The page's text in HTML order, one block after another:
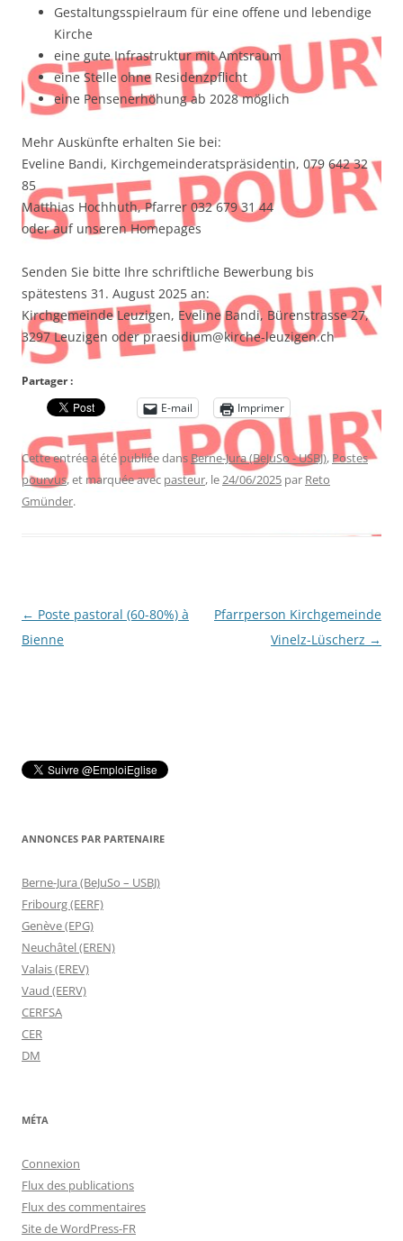
Gestaltungsspielraum für eine offene und lebendige
Kirche
eine gute Infrastruktur mit Amtsraum
eine Stelle ohne Residenzpflicht
eine Pensenerhöhung ab 2028 möglich
Mehr Auskünfte erhalten Sie bei:
Eveline Bandi, Kirchgemeinderatspräsidentin, 079 642 32
85
Matthias Hochhuth, Pfarrer 032 679 31 44
oder auf unseren Homepages
Senden Sie bitte Ihre schriftliche Bewerbung bis
spätestens 31. August 2025 an:
Kirchgemeinde Leuzigen, Eveline Bandi, Bürenstrasse 27,
3297 Leuzigen oder praesidium@kirche-leuzigen.ch
Partager :
E-mail
Imprimer
Cette entrée a été publiée dans Berne-Jura (BeJuSo - USBJ),Postes
pourvus, et marquée avec pasteur, le24/06/2025 par Reto
Gmünder.
Navigation
des
← Poste pastoral (60-80%) à
Bienne
Pfarrperson Kirchgemeinde
Vinelz-Lüscherz →
ANNONCES PAR PARTENAIRE
Berne-Jura (BeJuSo – USBJ)
Fribourg (EERF)
Genève (EPG)
Neuchâtel (EREN)
Valais (EREV)
Vaud (EERV)
CERFSA
CER
DM
MÉTA
Connexion
Flux des publications
Flux des commentaires
Site de WordPress-FR